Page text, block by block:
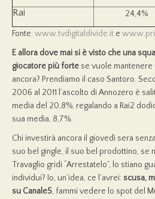
Rai 24,4%
Fonte:www.tvdigitaldivide.it e
E allora dove mai si è visto che una
giocatore più forte se vuole
ancora? Prendiamo il caso Santoro.
2006 al 2011 l’ascolto di Annozero è
media del 20,8%, regalando a Rai2
sua media, 8,7%.
Chi investirà ancora il giovedì sera
suo bel gingle, il suo bel prodottino, se
Travaglio gridi “Arrestatelo”, lo stiano
individui? Io, un’idea, ce l’avrei: scusa,
su Canale5, fammi vedere lo spot del